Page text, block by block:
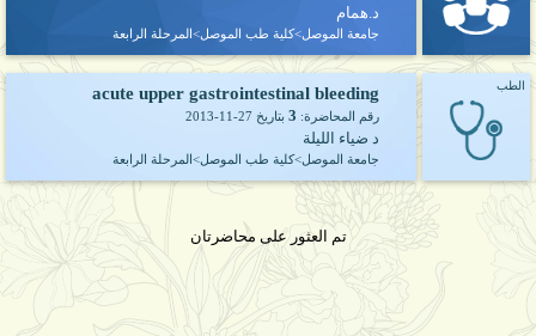
د.همام
جامعة الموصل>كلية طب الموصل>المرحلة الرابعة
الطب acute upper gastrointestinal bleeding
رقم المحاضرة: 3بتاريخ 2013-11-27
د ضياء الليلة
جامعة الموصل>كلية طب الموصل>المرحلة الرابعة
تم العثور على محاضرتان